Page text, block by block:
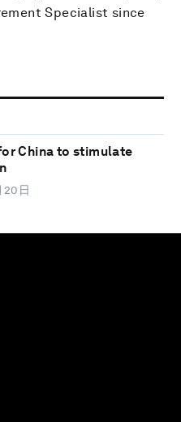
Specialist since
China to stimulate
20日